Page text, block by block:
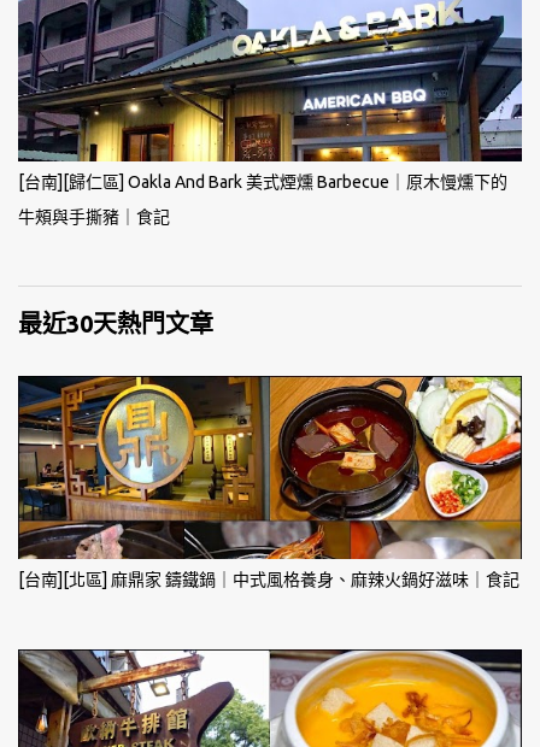
[台南][歸仁區] Oakla And Bark 美式煙燻 Barbecue｜原木慢燻下的
牛頰與手撕豬｜食記
最近30天熱門文章
[台南][北區] 麻鼎家 鑄鐵鍋｜中式風格養身、麻辣火鍋好滋味｜食記